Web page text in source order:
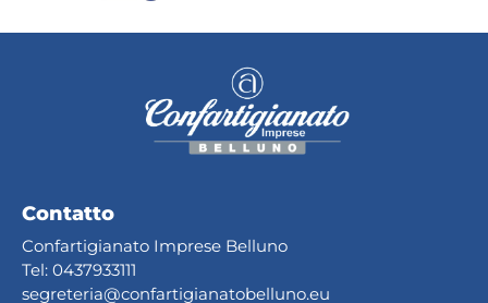
Contatto
Confartigianato Imprese Belluno
Tel: 0437933111
segreteria@confartigianatobelluno.eu